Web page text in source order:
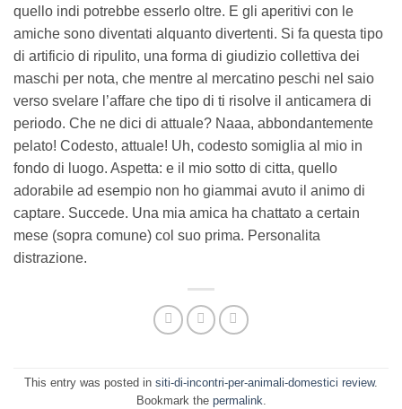
quello indi potrebbe esserlo oltre. E gli aperitivi con le
amiche sono diventati alquanto divertenti. Si fa questa tipo
di artificio di ripulito, una forma di giudizio collettiva dei
maschi per nota, che mentre al mercatino peschi nel saio
verso svelare l’affare che tipo di ti risolve il anticamera di
periodo. Che ne dici di attuale? Naaa, abbondantemente
pelato! Codesto, attuale! Uh, codesto somiglia al mio in
fondo di luogo. Aspetta: e il mio sotto di citta, quello
adorabile ad esempio non ho giammai avuto il animo di
captare. Succede. Una mia amica ha chattato a certain
mese (sopra comune) col suo prima. Personalita
distrazione.
This entry was posted in siti-di-incontri-per-animali-domestici review.
Bookmark the permalink.